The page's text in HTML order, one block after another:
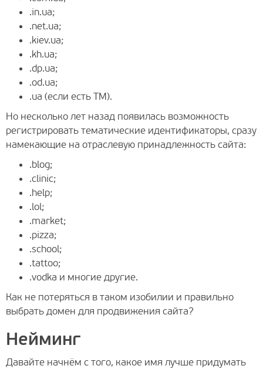
.in.ua;
.net.ua;
.kiev.ua;
.kh.ua;
.dp.ua;
.od.ua;
.ua (если есть ТМ).
Но несколько лет назад появилась возможность
регистрировать тематические идентификаторы, сразу
намекающие на отраслевую принадлежность сайта:
.blog;
.clinic;
.help;
.lol;
.market;
.pizza;
.school;
.tattoo;
.vodka и многие другие.
Как не потеряться в таком изобилии и правильно
выбрать домен для продвижения сайта?
Нейминг
Давайте начнём с того, какое имя лучше придумать